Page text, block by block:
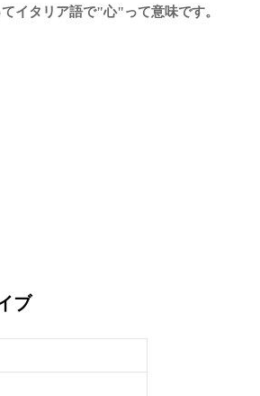
イタリア語で"心"って意味です。
ブ